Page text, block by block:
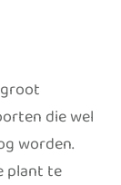
die wel
worden.
plant te